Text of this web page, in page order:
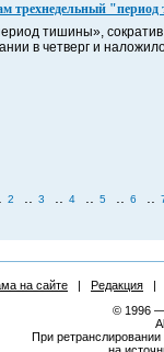
трехнедельный
тишины»,
в четверг и
2 3 4 5 6
на сайте | Редакция |
© 1996 —
При ретранслировании